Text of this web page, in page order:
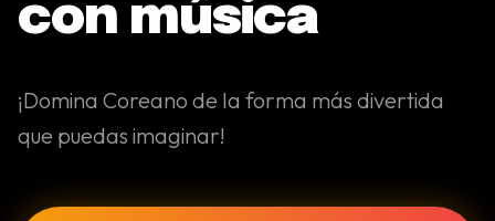
con música
¡Domina Coreano de la forma más divertida
que puedas imaginar!